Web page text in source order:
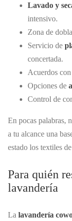
Lavado y
intensivo.
Zona de
Servicio de
concertada.
Acuerdos con
Opciones de
Control de
En pocas palabras,
a tu alcance una
estado los textiles
Para quién
lavandería
La lavandería